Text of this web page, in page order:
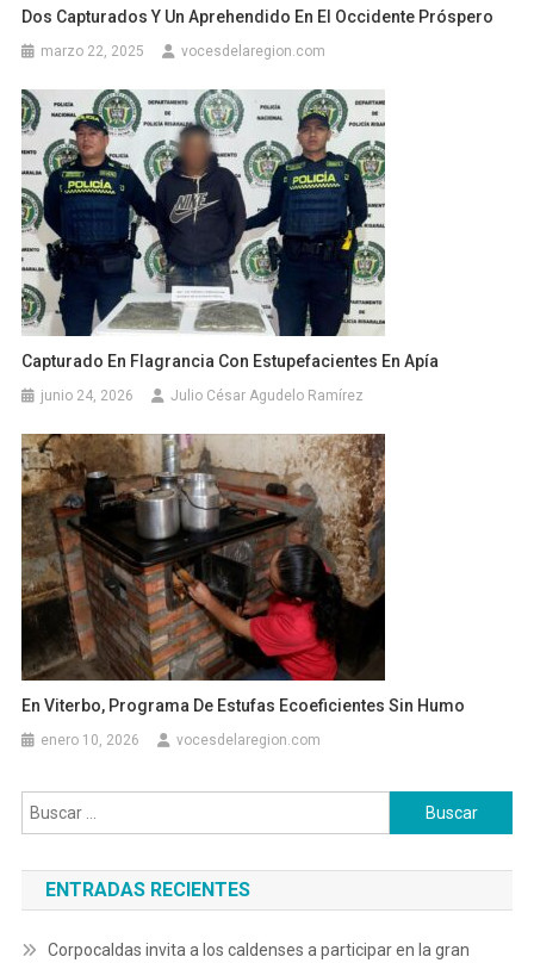
Dos Capturados Y Un Aprehendido En El Occidente Próspero
marzo 22, 2025 vocesdelaregion.com
Capturado En Flagrancia Con Estupefacientes En Apía
junio 24, 2026 Julio César Agudelo Ramírez
En Viterbo, Programa De Estufas Ecoeficientes Sin Humo
enero 10, 2026 vocesdelaregion.com
Buscar:
ENTRADAS RECIENTES
Corpocaldas invita a los caldenses a participar en la gran